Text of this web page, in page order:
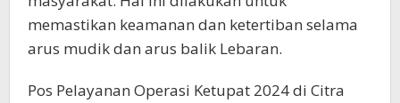
memastikan keamanan dan ketertiban selama
arus mudik dan arus balik Lebaran.
Pos Pelayanan Operasi Ketupat 2024 di Citra